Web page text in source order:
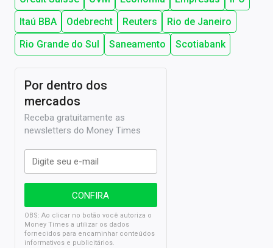
Itaú BBA
Odebrecht Reuters
Rio de Janeiro
Rio Grande do Sul
Saneamento Scotiabank
Por dentro dos
mercados
Receba gratuitamente as
newsletters do Money Times
OBS: Ao clicar no botão você autoriza o
Money Times a utilizar os dados
fornecidos para encaminhar conteúdos
informativos e publicitários.